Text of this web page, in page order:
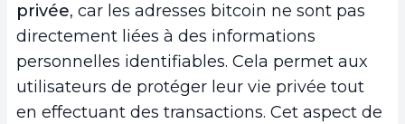
privée, car les adresses bitcoin ne sont pas
directement liées à des informations
personnelles identifiables. Cela permet aux
utilisateurs de protéger leur vie privée tout
en effectuant des transactions. Cet aspect de